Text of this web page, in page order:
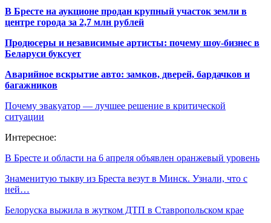
В Бресте на аукционе продан крупный участок земли в
центре города за 2,7 млн рублей
Продюсеры и независимые артисты: почему шоу-бизнес в
Беларуси буксует
Аварийное вскрытие авто: замков, дверей, бардачков и
багажников
Почему эвакуатор — лучшее решение в критической
ситуации
Интересное:
В Бресте и области на 6 апреля объявлен оранжевый уровень
Знаменитую тыкву из Бреста везут в Минск. Узнали, что с
ней…
Белоруска выжила в жутком ДТП в Ставропольском крае